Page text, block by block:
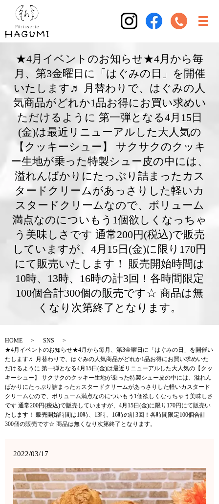
★4月イベントのお知らせ★4月から毎
月、第3金曜日に「はぐみの日」を開催
いたします♬ 月替わりで、はぐみの人
気商品がどれか1品お得にお買い求めい
ただけるように 第一弾となる4月15日
(金)は最近リニューアルした大人気の
【クッキーシュー】 サクサクのクッキ
ー生地が乗った特製シュー皮の中には、
溢れんばかりにたっぷり詰まったカス
タードクリームがあっさりした軽いカ
スタードクリームなので、ボリューム
満点なのについもう1個欲しくなっちゃ
う美味しさです 通常200円(税込)で販売
していますが、4月15日(金)に限り170円
にて販売いたします！ 販売開始時間は
10時、13時、16時の計3回！各時間限定
100個合計300個の販売です☆ 商品は無
くなり次第終了となります。
HOME
SNS
★4月イベントのお知らせ★4月から毎月、第3金曜日に「はぐみの日」を開催い
たします♬ 月替わりで、はぐみの人気商品がどれか1品お得にお買い求めいた
だけるように 第一弾となる4月15日(金)は最近リニューアルした大人気の【クッ
キーシュー】 サクサクのクッキー生地が乗った特製シュー皮の中には、溢れん
ばかりにたっぷり詰まったカスタードクリームがあっさりした軽いカスタード
クリームなので、ボリューム満点なのについもう1個欲しくなっちゃう美味しさ
です 通常200円(税込)で販売していますが、4月15日(金)に限り170円にて販売い
たします！ 販売開始時間は10時、13時、16時の計3回！各時間限定100個合計
300個の販売です☆ 商品は無くなり次第終了となります。
2022/03/17